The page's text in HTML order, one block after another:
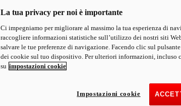
La tua privacy per noi è importante
Ci impegniamo per migliorare al massimo la tua esperienza di
raccogliere informazioni statistiche sull’utilizzo dei nostri siti
salvare le tue preferenze di navigazione. Facendo clic sul
dei cookie sul tuo dispositivo. Per ulteriori informazioni, incluso
su impostazioni cookie
Impostazioni cookie